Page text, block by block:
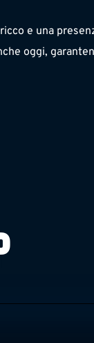
e una
oggi,